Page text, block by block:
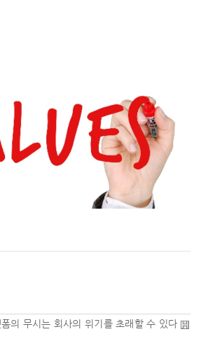
의 무시는 회사의 위기를 초래할 수 있다